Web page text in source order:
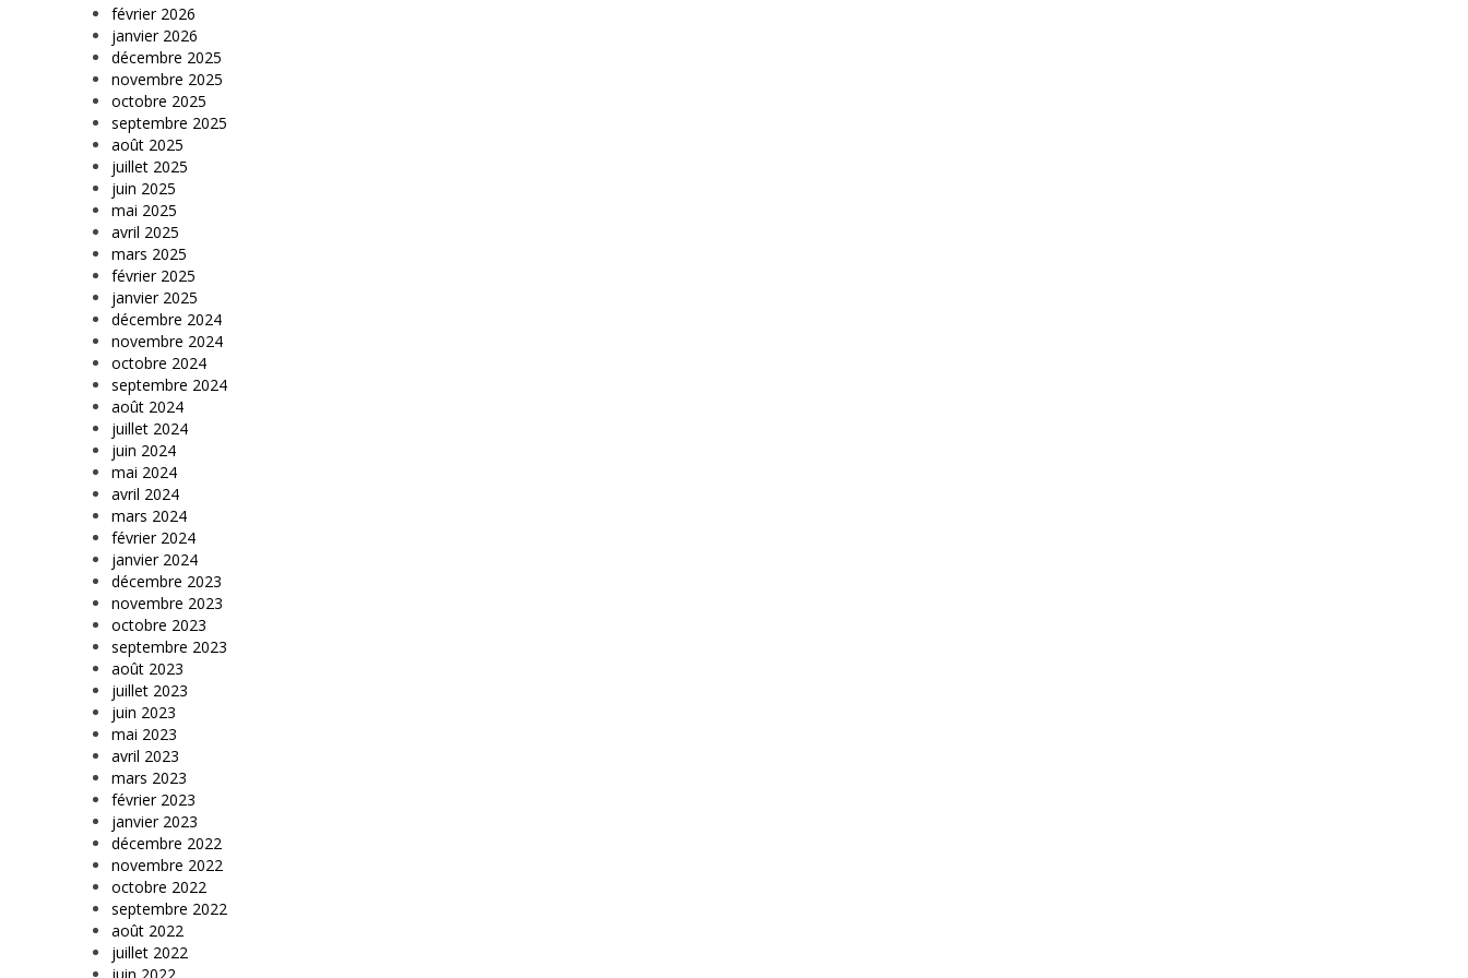
février 2026
janvier 2026
décembre 2025
novembre 2025
octobre 2025
septembre 2025
août 2025
juillet 2025
juin 2025
mai 2025
avril 2025
mars 2025
février 2025
janvier 2025
décembre 2024
novembre 2024
octobre 2024
septembre 2024
août 2024
juillet 2024
juin 2024
mai 2024
avril 2024
mars 2024
février 2024
janvier 2024
décembre 2023
novembre 2023
octobre 2023
septembre 2023
août 2023
juillet 2023
juin 2023
mai 2023
avril 2023
mars 2023
février 2023
janvier 2023
décembre 2022
novembre 2022
octobre 2022
septembre 2022
août 2022
juillet 2022
juin 2022